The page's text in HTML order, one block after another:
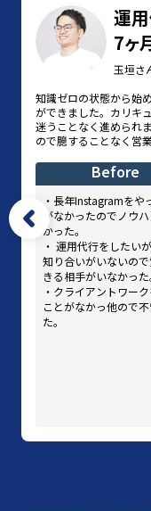
運
7ヶ
玉垣さ
知識ゼロの状態から始
ができました。カリキ
迷うことなく進められ
ので臆することなく営
Before
・長年Instagramをや
がなかったのでノウ
かった。
・ 運用代行をしたい
知り合いがいないの
きる相手がいなかった
・クライアントワー
ことがなかっ他ので
た。